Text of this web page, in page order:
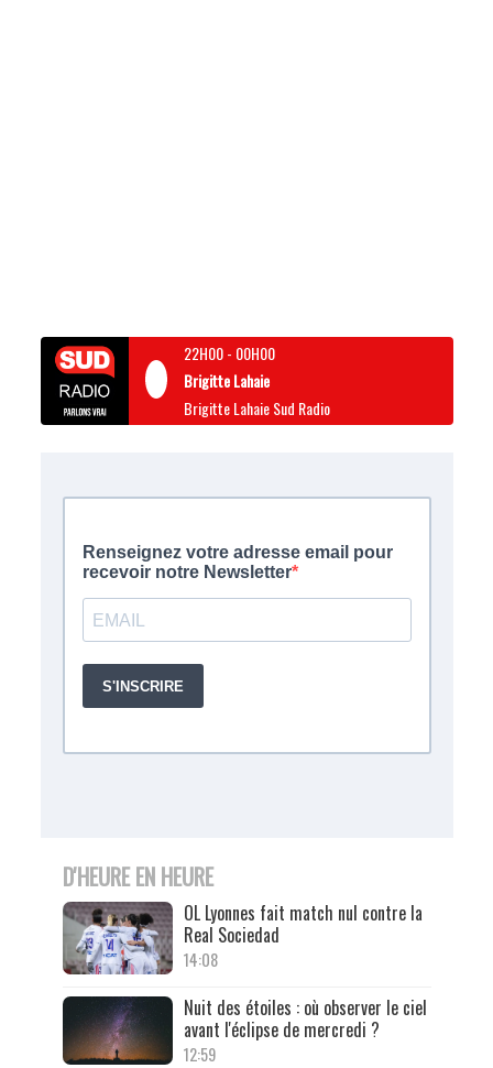
22H00- 00H00
Brigitte Lahaie
Brigitte Lahaie Sud Radio
D'HEURE EN HEURE
OL Lyonnes fait match nul contre la
Real Sociedad
14:08
Nuit des étoiles : où observer le ciel
avant l'éclipse de mercredi ?
12:59